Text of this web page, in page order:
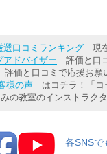
選口コミランキング 現
アドバイザー 評価と口
評価と口コミで応援お願
様の声 はコチラ！「コ
の教室のインストラク
各SNSで